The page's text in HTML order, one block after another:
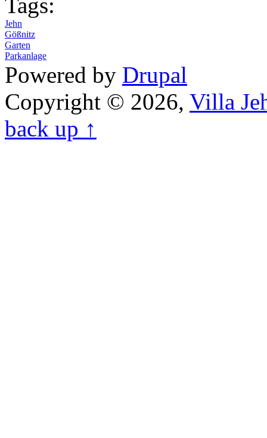
Jehn
Gößnitz
Garten
Parkanlage
Powered by Drupal
Copyright © 2026, Villa
back up ↑